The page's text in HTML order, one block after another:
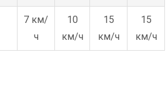
7 км/
ч
10
км/ч
15
км/ч
15
км/ч